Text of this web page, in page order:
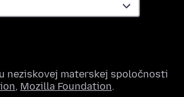
neziskovej materskej spoločnosti
, Mozilla Foundation.